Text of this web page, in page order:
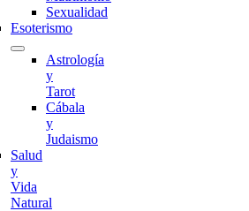
Sexualidad
Esoterismo
Astrología
y
Tarot
Cábala
y
Judaismo
Salud
y
Vida
Natural